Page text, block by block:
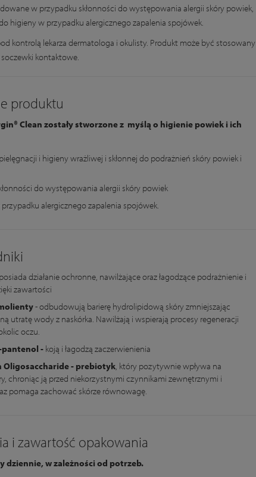
w przypadku skłonności do występowania alergii skóry powiek,
higieny w przypadku alergicznego zapalenia spojówek.
kontrolą lekarza dermatologa i okulisty. Produkt może być stosowany
kontaktowe.
produktu
Clean zostały stworzone z myślą o higienie powiek i ich
i higieny wrażliwej i skłonnej do podrażnień skóry powiek i
do występowania alergii skóry powiek
alergicznego zapalenia spojówek.
posiada działanie ochronne, nawilżające oraz łagodzące podrażnienie i
zawartości
- odbudowują barierę hydrolipidową skóry zmniejszając
utratę wody z naskórka. Nawilżają i wspierają procesy regeneracji
oczu.
-koją i łagodzą zaczerwienienia
Oligosaccharide - prebiotyk, który pozytywnie wpływa na
chroniąc ją przed niekorzystnymi czynnikami zewnętrznymi i
pomaga zachować skórze równowagę.
i zawartość opakowania
dziennie, w zależności od potrzeb.